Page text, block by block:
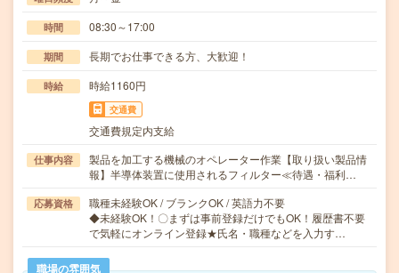
時間 08:30～17:00
期間 長期でお仕事できる方、大歓迎！
時給 時給1160円
交通費
交通費規定内支給
仕事内容
製品を加工する機械のオペレーター作業【取り扱い製品情
報】半導体装置に使用されるフィルター≪待遇・福利…
応募資格
職種未経験OK / ブランクOK / 英語力不要
◆未経験OK！〇まずは事前登録だけでもOK！履歴書不要
で気軽にオンライン登録★氏名・職種などを入力す…
職場の雰囲気